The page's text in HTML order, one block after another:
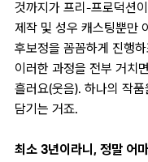
것까지가 프리-프로덕션
제작 및 성우 캐스팅뿐만
후보정을 꼼꼼하게 진행
이러한 과정을 전부 거치
흘러요(웃음). 하나의 작
담기는 거죠.
최소 3년이라니, 정말 어